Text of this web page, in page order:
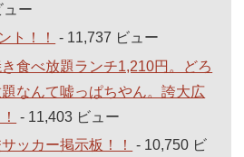
ュー
ト！！
- 11,737 ビュー
き食べ放題ランチ1,210円。どろ
なんて嘘っぱちやん。誇大広
- 11,403 ビュー
カー掲示板！！
- 10,750 ビ